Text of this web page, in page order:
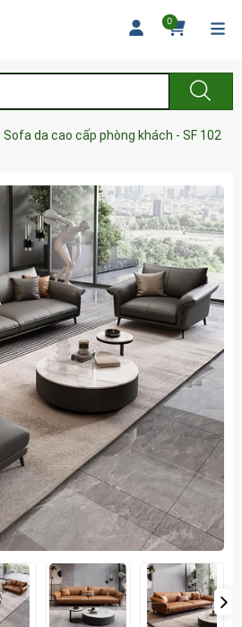
0
Sofa da cao cấp phòng khách - SF 102